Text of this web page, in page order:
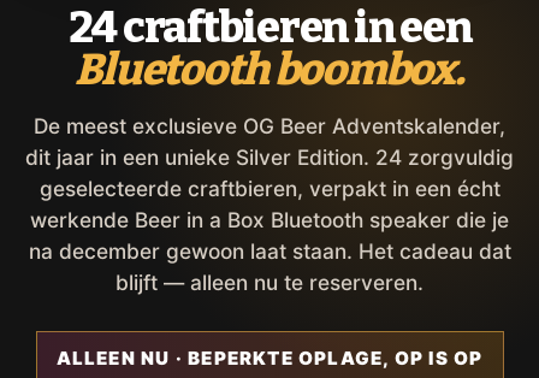
24 craftbieren in een
Bluetooth boombox.
De meest exclusieve OG Beer Adventskalender,
dit jaar in een unieke Silver Edition. 24 zorgvuldig
geselecteerde craftbieren, verpakt in een écht
werkende Beer in a Box Bluetooth speaker die je
na december gewoon laat staan. Het cadeau dat
blijft — alleen nu te reserveren.
ALLEEN NU · BEPERKTE OPLAGE, OP IS OP